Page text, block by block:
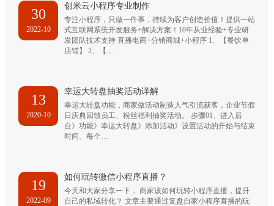
30
2022-10
创米云小程序专业制作
专注小程序，只做一件事，持续为客户创造价值！提供一站
式互联网系统开发服务+解决方案！10年从业经验+专业研
发团队技术支持 直播电商+分销商城+小程序 1、【餐饮单
店铺】 2、【…
13
2020-10
幸运大转盘抽奖活动详解
幸运大转盘功能，商家做活动制造人气引流获客，企业节假
日庆典回馈员工、粉丝福利抽奖活动。 步骤01、进入后
台》功能》幸运大转盘》添加活动》设置活动的开始与结束
时间、每个…
19
2022-09
如何玩转微信小程序直播？
今天和大家分享一下， 商家该如何玩转小程序直播，提升
自己的私域转化？ 文章主要通过复盘自家小程序直播的玩